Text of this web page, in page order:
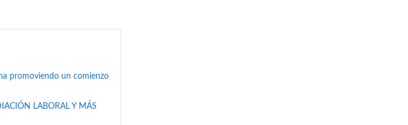
promoviendo un comienzo
LABORAL Y MÁS